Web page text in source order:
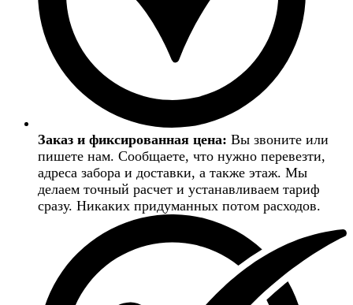
Заказ и фиксированная цена: Вы звоните или
пишете нам. Сообщаете, что нужно перевезти,
адреса забора и доставки, а также этаж. Мы
делаем точный расчет и устанавливаем тариф
сразу. Никаких придуманных потом расходов.